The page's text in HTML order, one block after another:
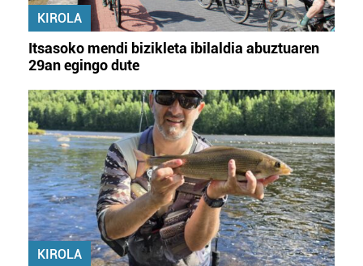
KIROLA
Itsasoko mendi bizikleta ibilaldia abuztuaren
29an egingo dute
KIROLA